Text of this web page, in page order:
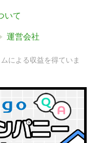
いて
運営会社
による収益を得ていま